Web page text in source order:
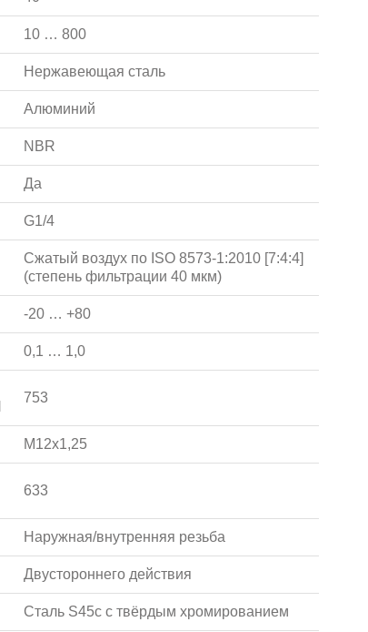
10 … 800
Нержавеющая сталь
Алюминий
NBR
Да
G1/4
Сжатый воздух по ISO 8573-1:2010 [7:4:4]
(степень фильтрации 40 мкм)
-20 … +80
0,1 … 1,0
753
M12x1,25
633
Наружная/внутренняя резьба
Двустороннего действия
Сталь S45c с твёрдым хромированием